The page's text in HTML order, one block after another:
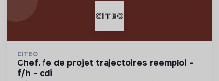
CITEO
chef. fe de projet trajectoires reemploi -
f/h - cdi